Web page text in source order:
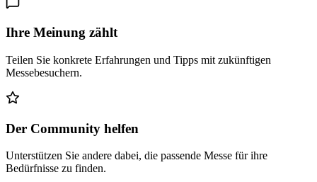
Ihre Meinung zählt
Teilen Sie konkrete Erfahrungen und Tipps mit zukünftigen
Messebesuchern.
Der Community helfen
Unterstützen Sie andere dabei, die passende Messe für ihre
Bedürfnisse zu finden.